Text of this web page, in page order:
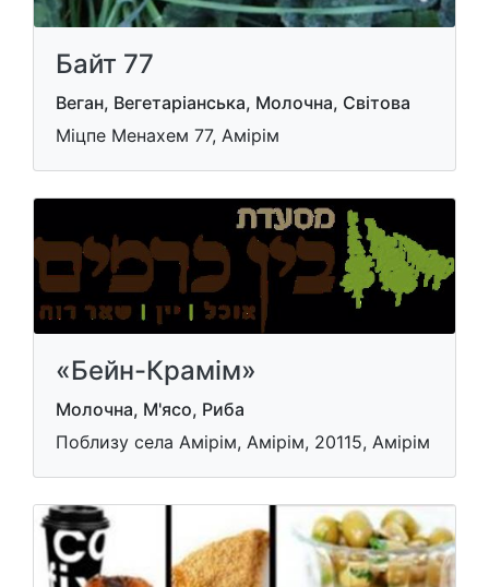
Байт 77
Веган, Вегетаріанська, Молочна, Світова
Міцпе Менахем 77, Амірім
«Бейн-Крамім»
Молочна, М'ясо, Риба
Поблизу села Амірім, Амірім, 20115, Амірім